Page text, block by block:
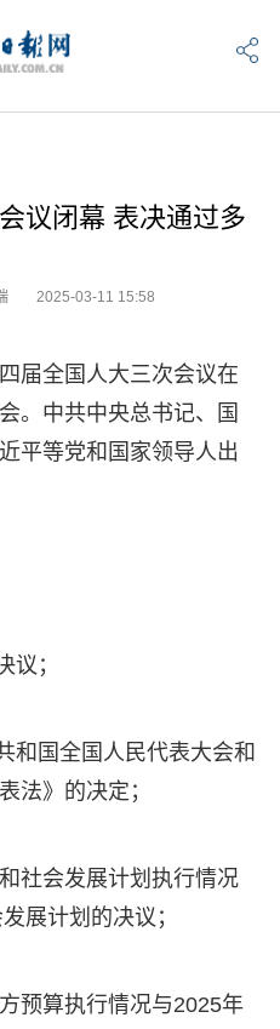
议闭幕 表决通过多
2025-03-11 15:58
届全国人大三次会议在
。中共中央总书记、国
平等党和国家领导人出
议；
和国全国人民代表大会和
法》的决定；
社会发展计划执行情况
展计划的决议；
预算执行情况与2025年